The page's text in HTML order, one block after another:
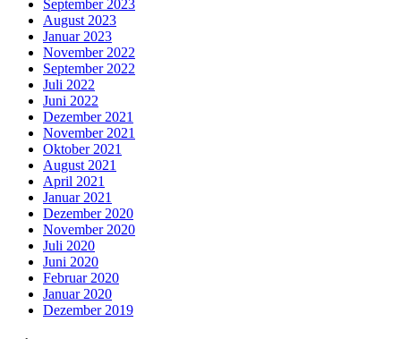
September 2023
August 2023
Januar 2023
November 2022
September 2022
Juli 2022
Juni 2022
Dezember 2021
November 2021
Oktober 2021
August 2021
April 2021
Januar 2021
Dezember 2020
November 2020
Juli 2020
Juni 2020
Februar 2020
Januar 2020
Dezember 2019